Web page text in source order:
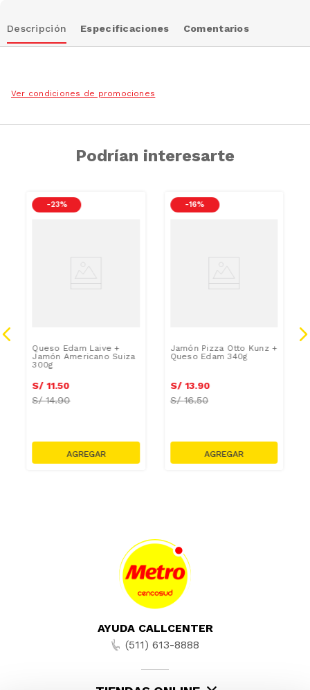
Descripción Especificaciones Comentarios
Ver condiciones de promociones
Podrían interesarte
-23 %
Queso Edam Laive +
Jamón Americano Suiza
300g
S/ 11.50
S/14.90
-16 %
Jamón Pizza Otto Kunz +
Queso Edam 340g
S/ 13.90
S/16.50
AYUDA CALLCENTER
(511) 613-8888